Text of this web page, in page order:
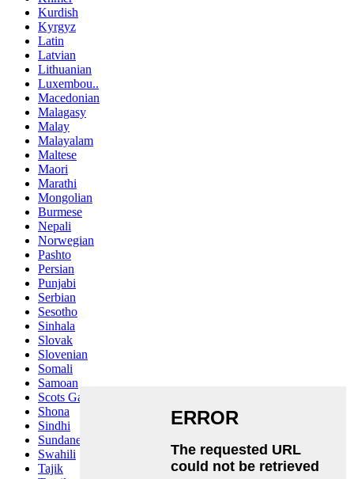
Kurdish
Kyrgyz
Latin
Latvian
Lithuanian
Luxembou..
Macedonian
Malagasy
Malay
Malayalam
Maltese
Maori
Marathi
Mongolian
Burmese
Nepali
Norwegian
Pashto
Persian
Punjabi
Serbian
Sesotho
Sinhala
Slovak
Slovenian
Somali
Samoan
Scots Gaelic
Shona
Sindhi
Sundanese
Swahili
Tajik